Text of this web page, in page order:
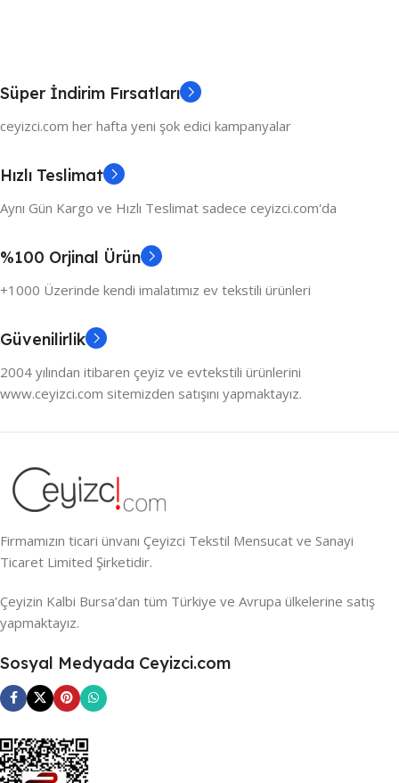
Süper İndirim Fırsatları
ceyizci.com her hafta yeni şok edici kampanyalar
Hızlı Teslimat
Aynı Gün Kargo ve Hızlı Teslimat sadece ceyizci.com'da
%100 Orjinal Ürün
+1000 Üzerinde kendi imalatımız ev tekstili ürünleri
Güvenilirlik
2004 yılından itibaren çeyiz ve evtekstili ürünlerini
www.ceyizci.com sitemizden satışını yapmaktayız.
Firmamızın ticari ünvanı Çeyizci Tekstil Mensucat ve Sanayi
Ticaret Limited Şirketidir.
Çeyizin Kalbi Bursa’dan tüm Türkiye ve Avrupa ülkelerine satış
yapmaktayız.
Sosyal Medyada Ceyizci.com